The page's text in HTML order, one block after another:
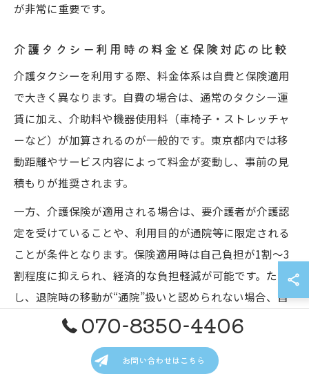
が非常に重要です。
介護タクシー利用時の料金と保険対応の比較
介護タクシーを利用する際、料金体系は自費と保険適用
で大きく異なります。自費の場合は、通常のタクシー運
賃に加え、介助料や機器使用料（車椅子・ストレッチャ
ーなど）が加算されるのが一般的です。東京都内では移
動距離やサービス内容によって料金が変動し、事前の見
積もりが推奨されます。
一方、介護保険が適用される場合は、要介護者が介護認
定を受けていることや、利用目的が通院等に限定される
ことが条件となります。保険適用時は自己負担が1割～3
割程度に抑えられ、経済的な負担軽減が可能です。ただ
し、退院時の移動が“通院”扱いと認められない場合、自
費負担となるケースもありますので、病院の相談員やケ
070-8350-4406
お問い合わせはこちら